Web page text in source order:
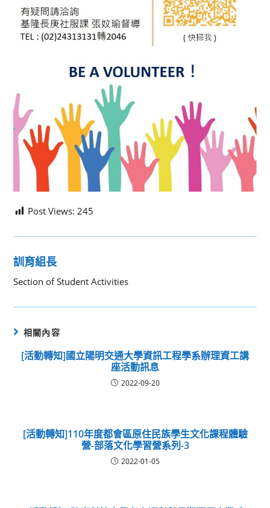
Post Views: 245
訓育組長
Section of Student Activities
相關內容
[活動轉知]國立陽明交通大學資訊工程學系辦理資工講
座活動訊息
2022-09-20
[活動轉知]110年度都會區原住民族學生文化課程體驗
營-部落文化學習營系列-3
2022-01-05